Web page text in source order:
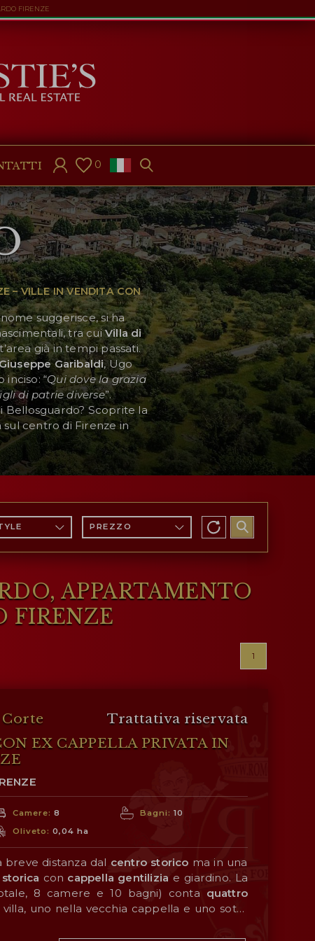
FIRENZE
0
– VILLE IN VENDITA CON
suggerisce, si ha
tra cuiVilla di
già in tempi passati.
Giuseppe Garibaldi, Ugo
“Qui dove la grazia
di patrie diverse”.
Bellosguardo? Scoprite la
sul centro di Firenze in
PREZZO
APPARTAMENTO
FIRENZE
1
Trattativa riservata
EX CAPPELLA PRIVATA IN
Camere: 8 Bagni:10
Oliveto: 0,04 ha
breve distanza dal centro storico ma in una
con cappella gentilizia e giardino. La
8 camere e 10 bagni) conta quattro
villa, uno nella vecchia cappella e uno sotto